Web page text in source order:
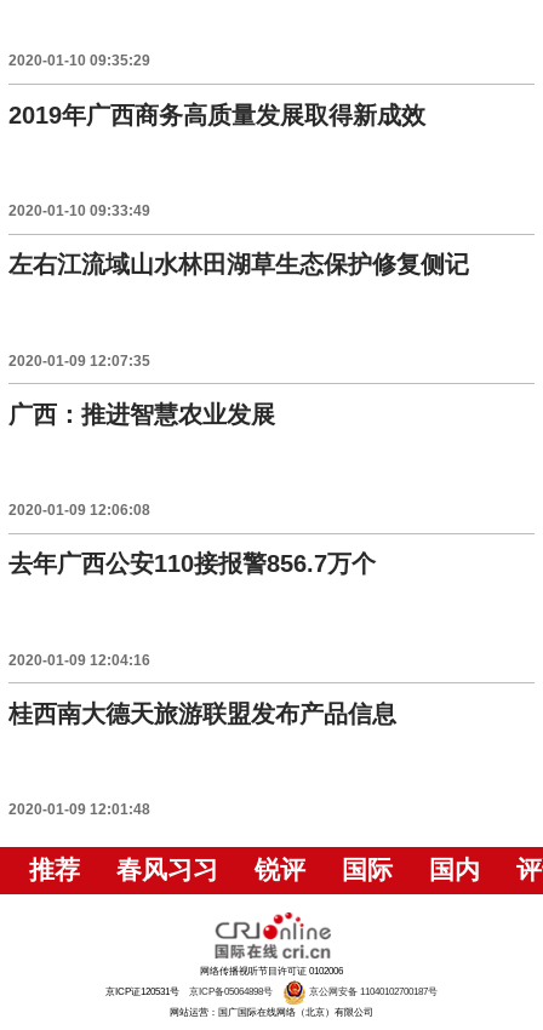
2020-01-10 09:35:29
2019年广西商务高质量发展取得新成效
2020-01-10 09:33:49
左右江流域山水林田湖草生态保护修复侧记
2020-01-09 12:07:35
广西：推进智慧农业发展
2020-01-09 12:06:08
去年广西公安110接报警856.7万个
2020-01-09 12:04:16
桂西南大德天旅游联盟发布产品信息
2020-01-09 12:01:48
推荐 春风习习 锐评 国际 国内
网络传播视听节目许可证 0102006
京ICP证120531号 京ICP备05064898号
京公网安备 11040102700187号
网站运营：国广国际在线网络（北京）有限公司